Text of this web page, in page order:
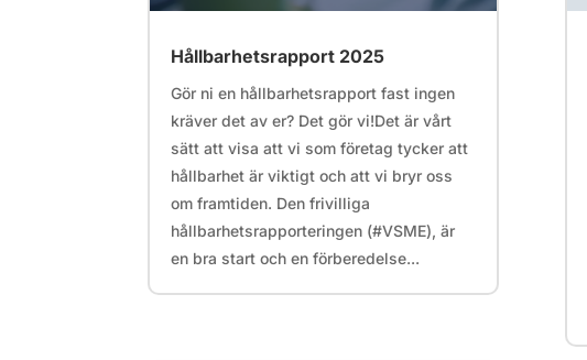
Hållbarhetsrapport 2025
Gör ni en hållbarhetsrapport fast ingen
kräver det av er? Det gör vi!Det är vårt
sätt att visa att vi som företag tycker att
hållbarhet är viktigt och att vi bryr oss
om framtiden. Den frivilliga
hållbarhetsrapporteringen (#VSME), är
en bra start och en förberedelse...